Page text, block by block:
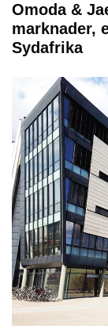
Omoda &
marknader,
Sydafrika